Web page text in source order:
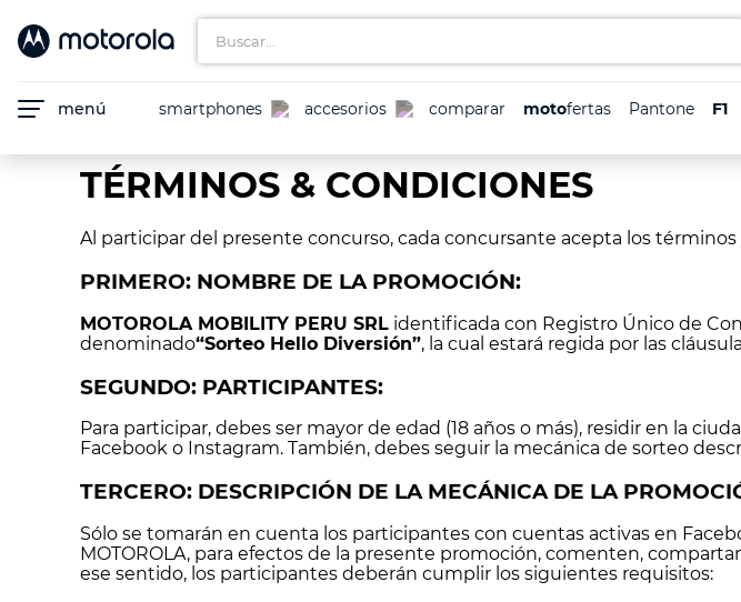
Este
sitio
un
de
accesibilidad.
accesibilidad.
TÉRMINOS MÁS BUSCADOS
. tag 2
6. motorola edge 70
9. motorola razr
10. motorola edge
menú smartphones accesorios comparar motofertas Pantone F1
TÉRMINOS & CONDICIONES
Al participar del presente concurso, cada concursante acepta los
PRIMERO: NOMBRE DE LA PROMOCIÓN:
MOTOROLA MOBILITY PERU SRL identificada con Registro Único de
denominado“Sorteo Hello Diversión”, la cual estará regida por las
SEGUNDO: PARTICIPANTES:
Para participar, debes ser mayor de edad (18 años o más), residir en la
Facebook o Instagram. También, debes seguir la mecánica de sorteo
TERCERO: DESCRIPCIÓN DE LA MECÁNICA DE LA
Sólo se tomarán en cuenta los participantes con cuentas activas en
MOTOROLA, para efectos de la presente promoción, comenten,
ese sentido, los participantes deberán cumplir los siguientes requisitos: